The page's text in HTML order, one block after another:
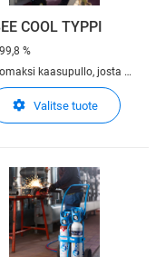
COOL TYPPI
%
kaasupullo, josta et
vuokraa. Typpi HVAC-
koeponnistukseen
työssä
Valitse tuote